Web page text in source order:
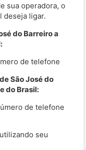
sua operadora, o
deseja ligar.
do Barreiro a
de telefone
São José do
do Brasil:
de telefone
seu